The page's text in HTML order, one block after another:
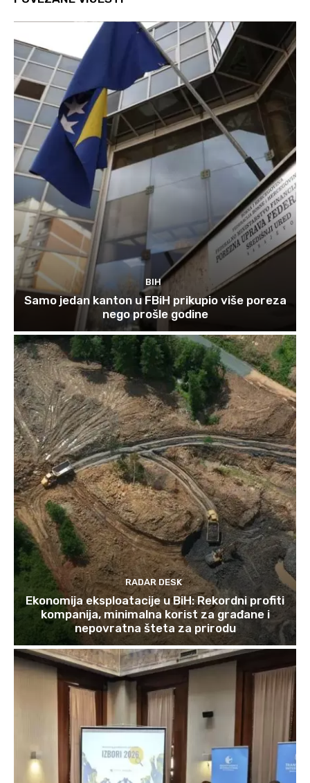
BIH
Samo jedan kanton u FBiH prikupio više poreza
nego prošle godine
RADAR DESK
Ekonomija eksploatacije u BiH: Rekordni profiti
kompanija, minimalna korist za građane i
nepovratna šteta za prirodu